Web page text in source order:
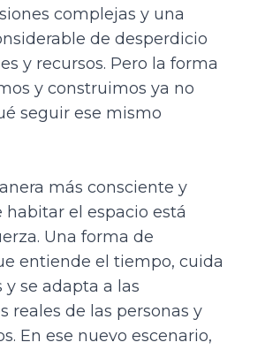
complejas y una
de desperdicio
y recursos. Pero la forma
y construimos ya no
seguir ese mismo
más consciente y
habitar el espacio está
Una forma de
entiende el tiempo, cuida
y se adapta a las
reales de las personas y
En ese nuevo escenario,